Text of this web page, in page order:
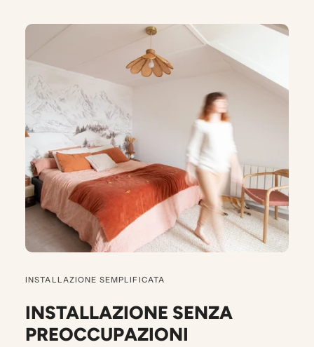
INSTALLAZIONE SEMPLIFICATA
INSTALLAZIONE SENZA
PREOCCUPAZIONI